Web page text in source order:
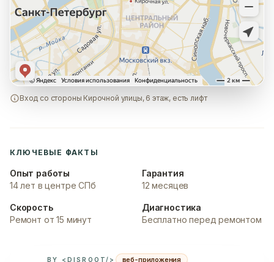
Вход со стороны Кирочной улицы, 6 этаж, есть лифт
КЛЮЧЕВЫЕ ФАКТЫ
Опыт работы
14 лет в центре СПб
Гарантия
12 месяцев
Скорость
Ремонт от 15 минут
Диагностика
Бесплатно перед ремонтом
BY <DISROOT/> веб-приложения